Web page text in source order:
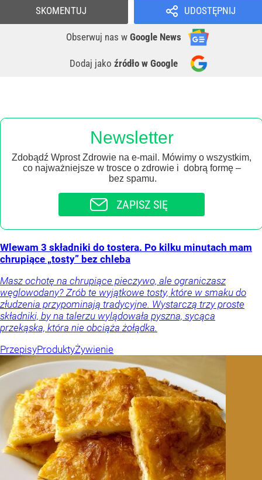
UDOSTĘPNIJ
Obserwuj nas w Google News
Dodaj jako źródło w Google
SKOMENTUJ
Newsletter
Zdobądź Wprost Zdrowie na e-mail. Mówimy o wszystkim,
co najważniejsze w trosce o zdrowie i dobrą formę –
bez spamu.
ZAPISZ SIĘ
Wlewam 3 składniki do tostera. Po kilku minutach mam
chrupiące „tosty” bez chleba
Masz ochotę na chrupiące pieczywo, ale ograniczasz
węglowodany? Zrób te wyjątkowe tosty, które w smaku do
złudzenia przypominają tradycyjne. Wystarczą trzy proste
składniki, by na talerzu wylądowała pyszna, sycąca
przekąska, która nie obciąża żołądka.
PrzepisyProduktyŻywienie